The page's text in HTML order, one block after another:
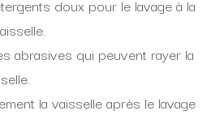
doux pour le lavage à la
abrasives qui peuvent rayer la
la vaisselle après le lavage